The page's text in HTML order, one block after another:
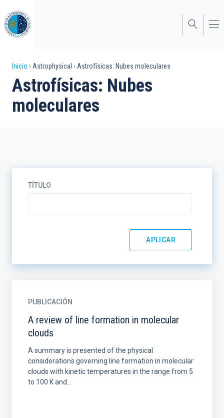
al
contenido
principal
Sobrescribir
enlaces
de
Inicio Astrophysical Astrofísicas: Nubes moleculares
Astrofísicas: Nubes
moleculares
TÍTULO
PUBLICACIÓN
A review of line formation in molecular
clouds
A summary is presented of the physical
considerations governing line formation in molecular
clouds with kinetic temperatures in the range from 5
to 100 K and...